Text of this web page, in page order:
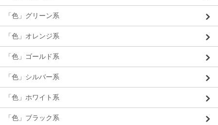
「色」グリーン系
「色」オレンジ系
「色」ゴールド系
「色」シルバー系
「色」ホワイト系
「色」ブラック系